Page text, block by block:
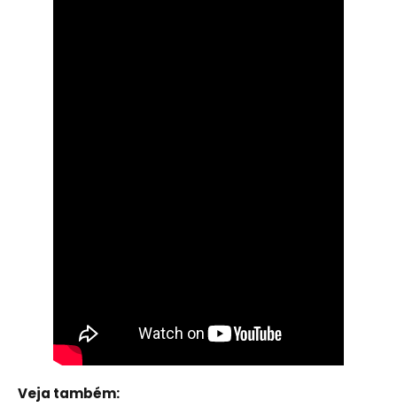
Veja também: